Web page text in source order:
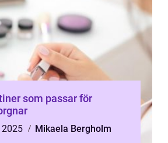
som passar för
2025
Mikaela Bergholm